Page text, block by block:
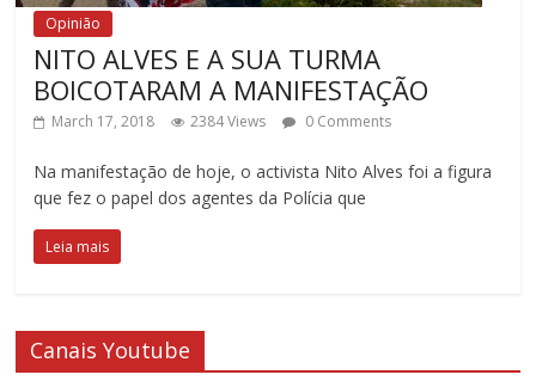
Opinião
NITO ALVES E A SUA TURMA
BOICOTARAM A MANIFESTAÇÃO
March 17, 2018 2384 Views 0 Comments
Na manifestação de hoje, o activista Nito Alves foi a figura
que fez o papel dos agentes da Polícia que
Leia mais
Canais Youtube